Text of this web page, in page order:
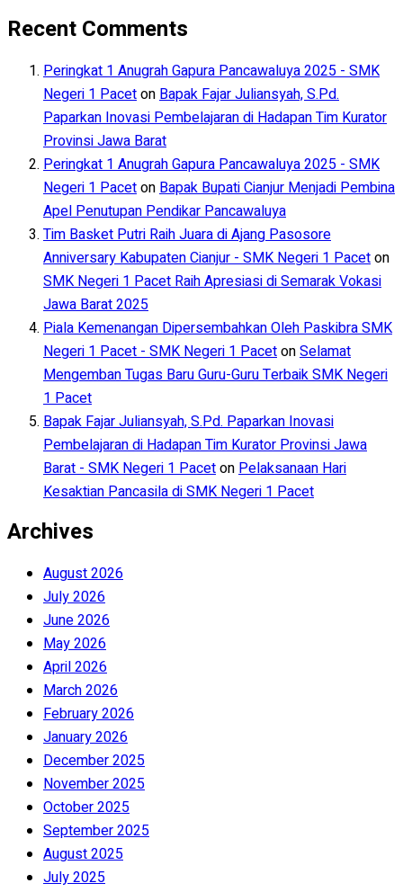
Recent Comments
Peringkat 1 Anugrah Gapura Pancawaluya 2025 - SMK
Negeri 1 Paceton Bapak Fajar Juliansyah, S.Pd.
Paparkan Inovasi Pembelajaran di Hadapan Tim Kurator
Provinsi Jawa Barat
Peringkat 1 Anugrah Gapura Pancawaluya 2025 - SMK
Negeri 1 Paceton Bapak Bupati Cianjur Menjadi Pembina
Apel Penutupan Pendikar Pancawaluya
Tim Basket Putri Raih Juara di Ajang Pasosore
Anniversary Kabupaten Cianjur - SMK Negeri 1 Paceton
SMK Negeri 1 Pacet Raih Apresiasi di Semarak Vokasi
Jawa Barat 2025
Piala Kemenangan Dipersembahkan Oleh Paskibra SMK
Negeri 1 Pacet - SMK Negeri 1 PacetonSelamat
Mengemban Tugas Baru Guru-Guru Terbaik SMK Negeri
1 Pacet
Bapak Fajar Juliansyah, S.Pd. Paparkan Inovasi
Pembelajaran di Hadapan Tim Kurator Provinsi Jawa
Barat - SMK Negeri 1 Paceton Pelaksanaan Hari
Kesaktian Pancasila di SMK Negeri 1 Pacet
Archives
August 2026
July 2026
June 2026
May 2026
April 2026
March 2026
February 2026
January 2026
December 2025
November 2025
October 2025
September 2025
August 2025
July 2025